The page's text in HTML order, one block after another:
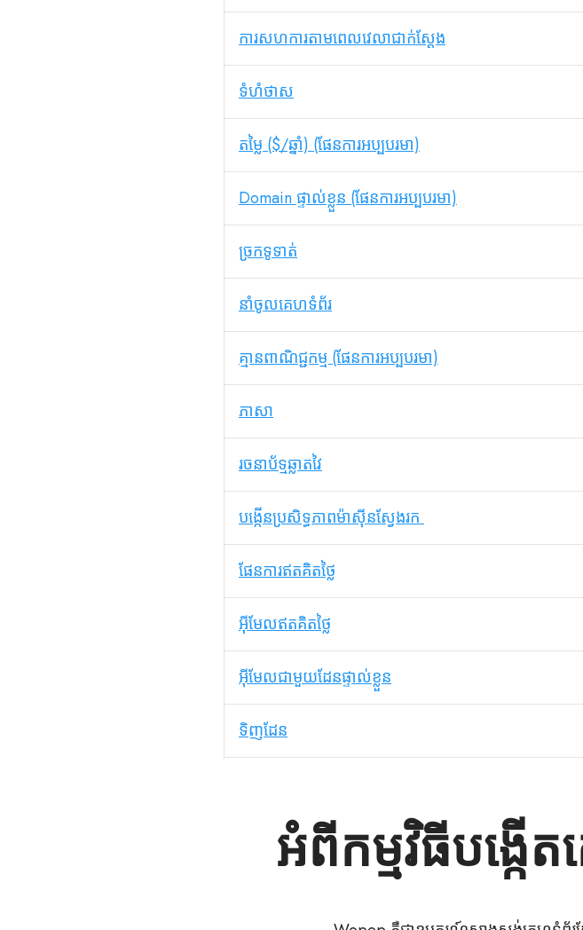
ការសហការតាមពេលវេលាជាក់ស្តែង
ទំហំថាស
តម្លៃ ($/ឆ្នាំ) (ផែនការអប្បបរមា)
Domain ផ្ទាល់ខ្លួន (ផែនការអប្បបរមា)
ច្រកទូទាត់
នាំចូលគេហទំព័រ
គ្មានពាណិជ្ជកម្ម (ផែនការអប្បបរមា)
ភាសា
រចនាប័ទ្មឆ្លាតវៃ
បង្កើនប្រសិទ្ធភាពម៉ាស៊ីនស្វែងរក
ផែនការឥតគិតថ្លៃ
អ៊ីមែលឥតគិតថ្លៃ
អ៊ីមែលជាមួយដែនផ្ទាល់ខ្លួន
ទិញដែន
អំពីកម្មវិធីបង្ក